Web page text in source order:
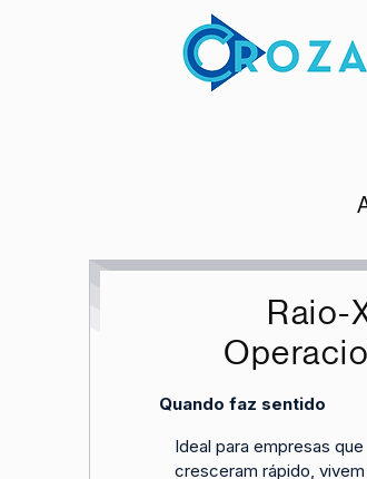
Quando faz sentido
Ideal para empresas que
cresceram rápido,